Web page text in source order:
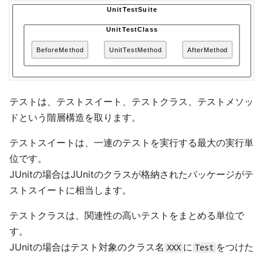
テストは、テストスイート、テストクラス、テストメソッ
ドという階層構造を取ります。
テストスイートは、一連のテストを実行する最大の実行単
位です。
JUnitの場合はJUnitのクラスが格納されたパッケージがテ
ストスイートに相当します。
テストクラスは、関連性の高いテストをまとめる単位で
す。
JUnitの場合はテスト対象のクラス名 XXX に Test をつけた